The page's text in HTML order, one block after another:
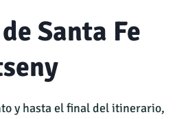
Santa Fe
y hasta el final del itinerario,